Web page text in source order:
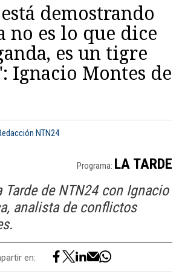
demostrando
no es lo que dice
es un tigre
Ignacio Montes de
NTN24
Programa: LA TARDE
de NTN24 con Ignacio
analista de conflictos
en: